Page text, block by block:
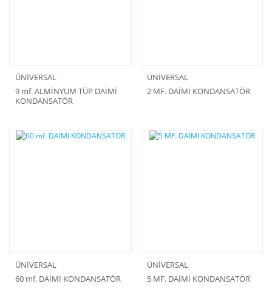
ÜNİVERSAL
9 mf. ALMİNYUM TÜP DAİMİ
KONDANSATÖR
ÜNİVERSAL
2 MF. DAİMİ KONDANSATÖR
ÜNİVERSAL
60 mf. DAİMİ KONDANSATÖR
ÜNİVERSAL
5 MF. DAİMİ KONDANSATÖR